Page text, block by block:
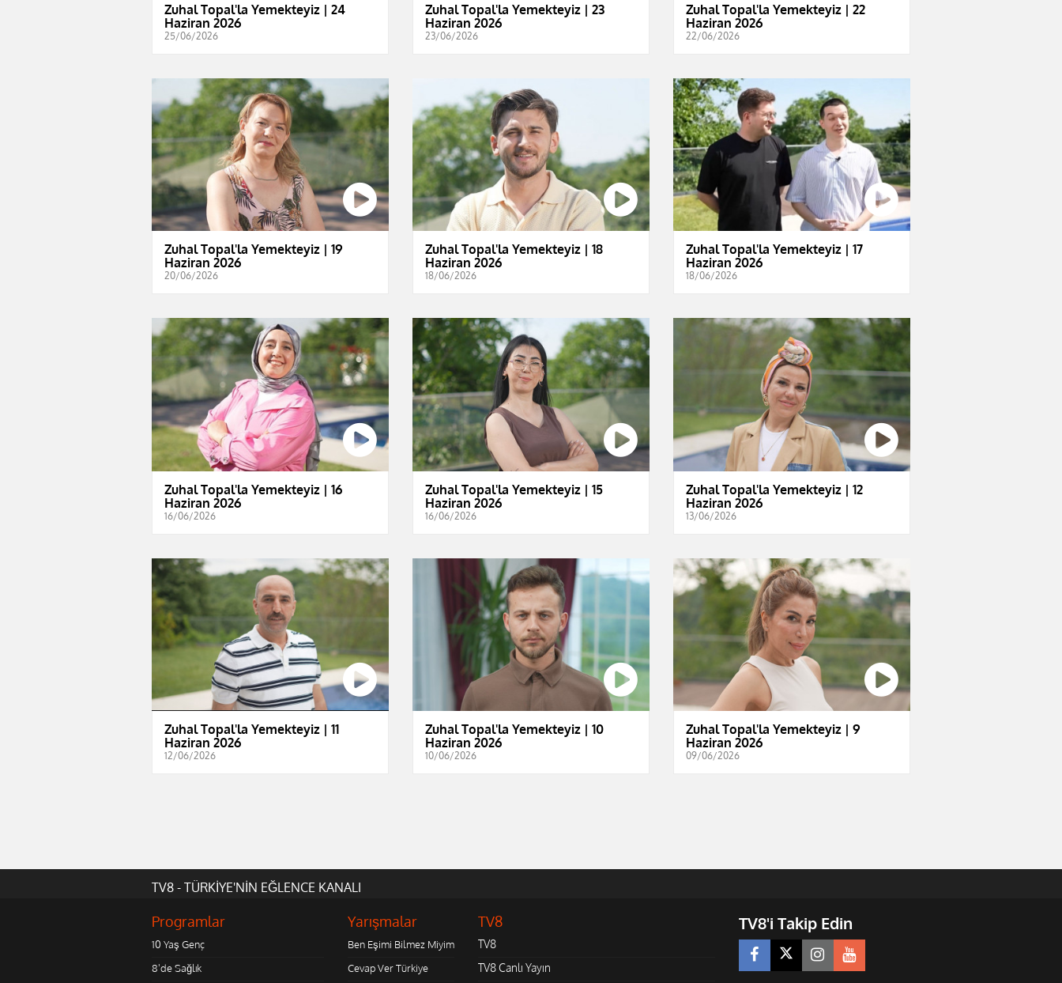
Zuhal Topal'la Yemekteyiz | 24
Haziran 2026
25/06/2026
Zuhal Topal'la Yemekteyiz | 23
Haziran 2026
23/06/2026
Zuhal Topal'la Yemekteyiz | 22
Haziran 2026
22/06/2026
Zuhal Topal'la Yemekteyiz | 19
Haziran 2026
20/06/2026
Zuhal Topal'la Yemekteyiz | 18
Haziran 2026
18/06/2026
Zuhal Topal'la Yemekteyiz | 17
Haziran 2026
18/06/2026
Zuhal Topal'la Yemekteyiz | 16
Haziran 2026
16/06/2026
Zuhal Topal'la Yemekteyiz | 15
Haziran 2026
16/06/2026
Zuhal Topal'la Yemekteyiz | 12
Haziran 2026
13/06/2026
Zuhal Topal'la Yemekteyiz | 11
Haziran 2026
12/06/2026
Zuhal Topal'la Yemekteyiz | 10
Haziran 2026
10/06/2026
Zuhal Topal'la Yemekteyiz | 9
Haziran 2026
09/06/2026
TV8 - TÜRKİYE'NİN EĞLENCE KANALI
Programlar
10 Yaş Genç
8'de Sağlık
Yarışmalar
Ben Eşimi Bilmez Miyim
Cevap Ver Türkiye
TV8
TV8
TV8 Canlı Yayın
TV8'i Takip Edin